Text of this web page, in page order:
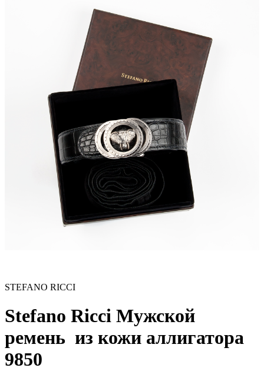
STEFANO RICCI
Stefano Ricci Мужской
ремень из кожи аллигатора
9850